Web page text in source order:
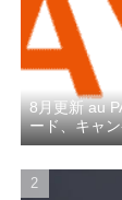
8月更新 au
ード、キャ